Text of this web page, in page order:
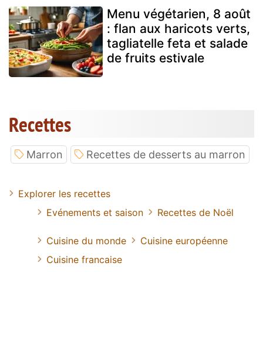
Menu végétarien, 8 août
: flan aux haricots verts,
tagliatelle feta et salade
de fruits estivale
Recettes
Marron Recettes de desserts au marron
Explorer les recettes
Evénements et saison
Recettes de Noël
Cuisine du monde
Cuisine européenne
Cuisine francaise